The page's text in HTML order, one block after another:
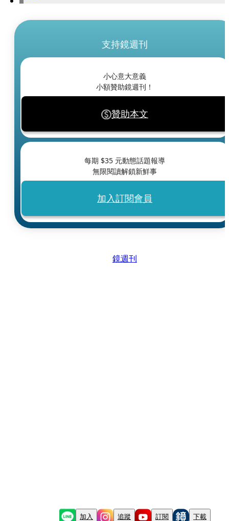
支持鏡週刊
小心意大意義
小額贊助鏡週刊！
贊助本文
每期 $35 元動態話題報導
無限閱讀解鎖新鮮事
加入訂閱會員
鏡週刊
加入 追蹤 訂閱 下載